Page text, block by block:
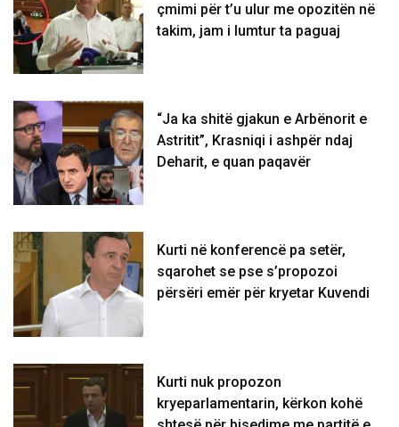
çmimi për t’u ulur me opozitën në
takim, jam i lumtur ta paguaj
“Ja ka shitë gjakun e Arbënorit e
Astritit”, Krasniqi i ashpër ndaj
Deharit, e quan paqavër
Kurti në konferencë pa setër,
sqarohet se pse s’propozoi
përsëri emër për kryetar Kuvendi
Kurti nuk propozon
kryeparlamentarin, kërkon kohë